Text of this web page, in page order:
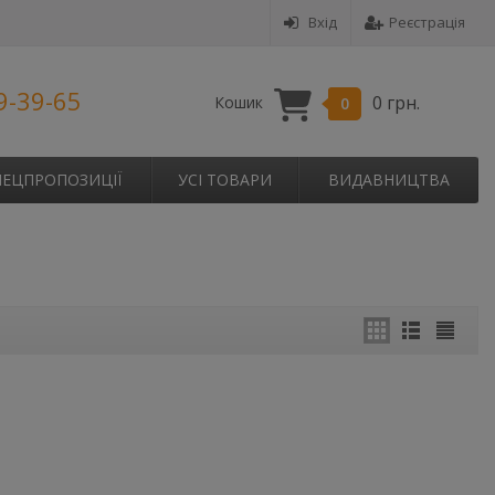
Вхід Реєстрація
39-65 Кошик 0 0 грн.
УСІ ТОВАРИ ВИДАВНИЦТВА